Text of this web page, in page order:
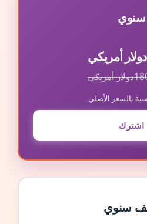
سنوي
دولار أمريكي
دولار أمريكي
بالسعر الأصلي
اشترك
سنوي